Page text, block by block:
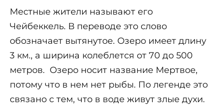
Местные жители называют его
Чейбеккель. В переводе это слово
обозначает вытянутое. Озеро имеет длину
3 км., а ширина колеблется от 70 до 500
метров. Озеро носит название Мертвое,
потому что в нем нет рыбы. По легенде это
связано с тем, что в воде живут злые духи.